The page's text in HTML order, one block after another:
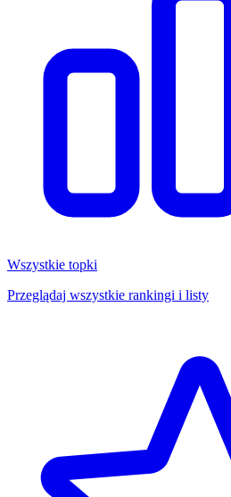
Wszystkie topki
Przeglądaj wszystkie rankingi i listy